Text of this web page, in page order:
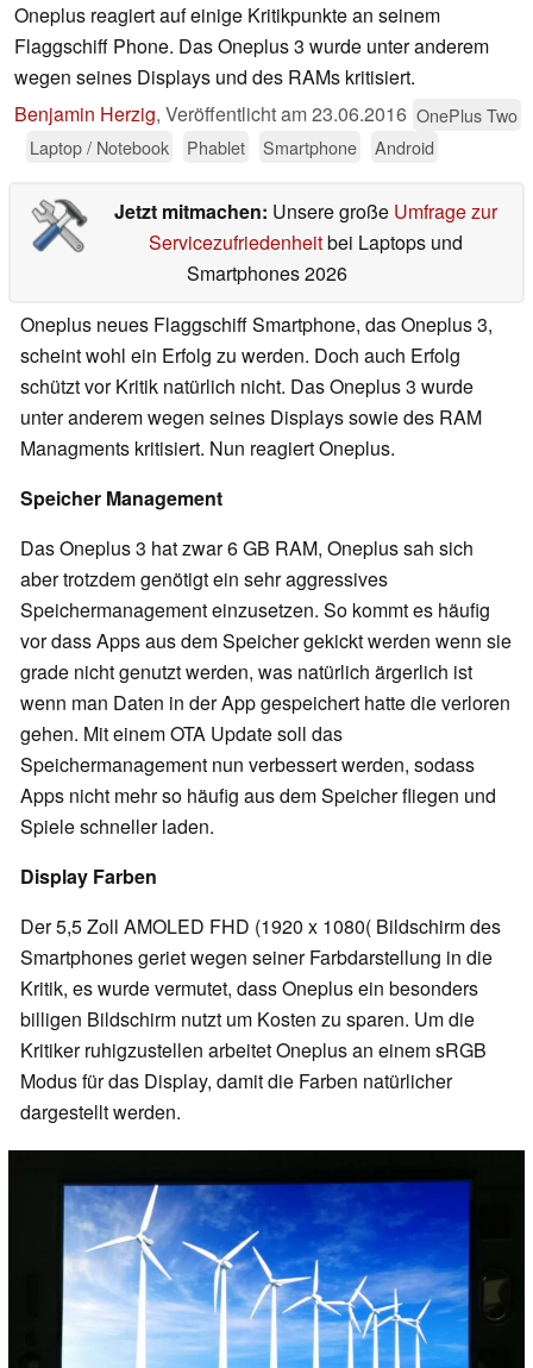
Oneplus reagiert auf einige Kritikpunkte an seinem
Flaggschiff Phone. Das Oneplus 3 wurde unter anderem
wegen seines Displays und des RAMs kritisiert.
Benjamin Herzig, Veröffentlicht am23.06.2016 OnePlus Two
Laptop / Notebook
Phablet Smartphone Android
Jetzt mitmachen: Unsere große Umfrage zur
Servicezufriedenheitbei Laptops und
Smartphones 2026
Oneplus neues Flaggschiff Smartphone, das Oneplus 3,
scheint wohl ein Erfolg zu werden. Doch auch Erfolg
schützt vor Kritik natürlich nicht. Das Oneplus 3 wurde
unter anderem wegen seines Displays sowie des RAM
Managments kritisiert. Nun reagiert Oneplus.
Speicher Management
Das Oneplus 3 hat zwar 6 GB RAM, Oneplus sah sich
aber trotzdem genötigt ein sehr aggressives
Speichermanagement einzusetzen. So kommt es häufig
vor dass Apps aus dem Speicher gekickt werden wenn sie
grade nicht genutzt werden, was natürlich ärgerlich ist
wenn man Daten in der App gespeichert hatte die verloren
gehen. Mit einem OTA Update soll das
Speichermanagement nun verbessert werden, sodass
Apps nicht mehr so häufig aus dem Speicher fliegen und
Spiele schneller laden.
Display Farben
Der 5,5 Zoll AMOLED FHD (1920 x 1080( Bildschirm des
Smartphones geriet wegen seiner Farbdarstellung in die
Kritik, es wurde vermutet, dass Oneplus ein besonders
billigen Bildschirm nutzt um Kosten zu sparen. Um die
Kritiker ruhigzustellen arbeitet Oneplus an einem sRGB
Modus für das Display, damit die Farben natürlicher
dargestellt werden.